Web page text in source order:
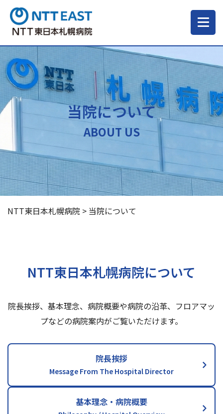
当院について
ご来院される方へ
診療科・部門
医療・介護関係の方
採用情報
当院について
ABOUT US
NTT東日本札幌病院 > 当院について
NTT東日本札幌病院について
院長挨拶、基本理念、病院概要や病院の沿革、フロアマッ
プなどの病院案内がご覧いただけます。
院長挨拶
Message From The Hospital Director
基本理念・病院概要